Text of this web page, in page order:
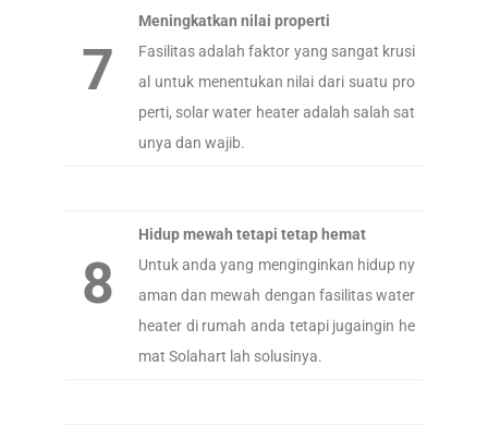
7
Meningkatkan nilai properti
Fasilitas adalah faktor yang sangat krusi
al untuk menentukan nilai dari suatu pro
perti, solar water heater adalah salah sat
unya dan wajib.
8
Hidup mewah tetapi tetap hemat
Untuk anda yang menginginkan hidup ny
aman dan mewah dengan fasilitas water
heater di rumah anda tetapi jugaingin he
mat Solahart lah solusinya.